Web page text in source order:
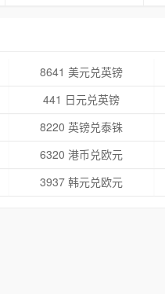
8641 美元兑英镑
441 日元兑英镑
8220 英镑兑泰铢
6320 港币兑欧元
3937 韩元兑欧元